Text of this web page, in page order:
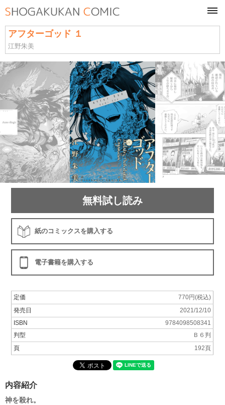
アフターゴッド １
江野朱美
無料試し読み
紙のコミックスを購入する
電子書籍を購入する
定価
770円(税込)
発売日
2021/12/10
ISBN
9784098508341
判型
Ｂ６判
頁
192頁
内容紹介
神を殺れ。